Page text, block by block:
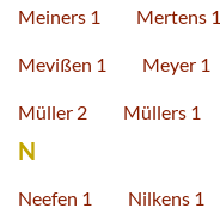
Meiners 1 Mertens 1
Mevißen 1 Meyer 1
Müller 2 Müllers 1
N
Neefen 1 Nilkens 1